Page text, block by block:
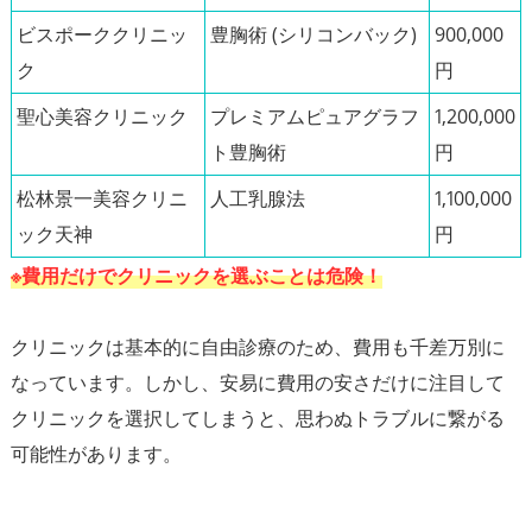
ビスポーククリニッ
ク
豊胸術 (シリコンバック)
900,000
円
聖心美容クリニック
プレミアムピュアグラフ
ト豊胸術
1,200,000
円
松林景一美容クリニ
ック天神
人工乳腺法
1,100,000
円
※費用だけでクリニックを選ぶことは危険！
クリニックは基本的に自由診療のため、費用も千差万別に
なっています。しかし、安易に費用の安さだけに注目して
クリニックを選択してしまうと、思わぬトラブルに繋がる
可能性があります。